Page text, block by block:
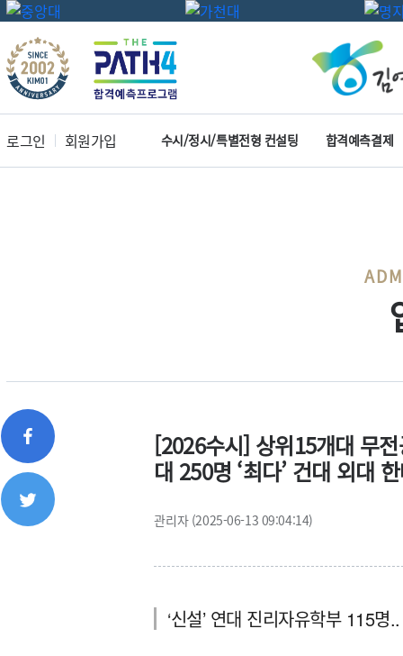
로그인 회원가입 수시/정시/특별전형 컨설팅 합격예측결제
[2026수시] 상위15개대 무
대 250명 ‘최다’ 건대 외대
관리자 (2025-06-13 09:04:14)
‘신설’ 연대 진리자유학부 115명